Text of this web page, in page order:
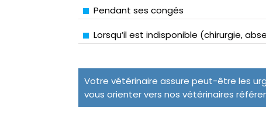
Pendant ses congés
Lorsqu’il est indisponible (chirurgie,
Votre vétérinaire assure peut-être les
vous orienter vers nos vétérinaires